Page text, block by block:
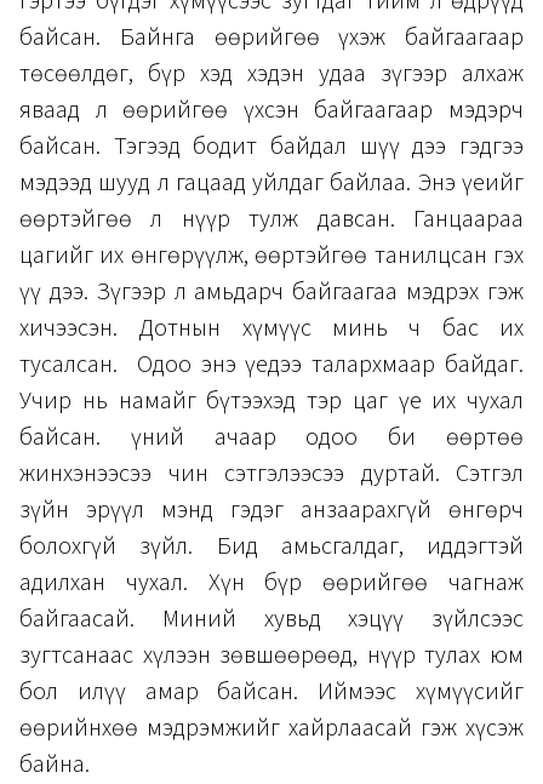
байсан. Байнга өөрийгөө үхэж байгаагаар
төсөөлдөг, бүр хэд хэдэн удаа зүгээр алхаж
яваад л өөрийгөө үхсэн байгаагаар мэдэрч
байсан. Тэгээд бодит байдал шүү дээ гэдгээ
мэдээд шууд л гацаад уйлдаг байлаа. Энэ үеийг
өөртэйгөө л нүүр тулж давсан. Ганцаараа
цагийг их өнгөрүүлж, өөртэйгөө танилцсан гэх
үү дээ. Зүгээр л амьдарч байгаагаа мэдрэх гэж
хичээсэн. Дотнын хүмүүс минь ч бас их
тусалсан. Одоо энэ үедээ талархмаар байдаг.
Учир нь намайг бүтээхэд тэр цаг үе их чухал
байсан. Үүний ачаар одоо би өөртөө
жинхэнээсээ чин сэтгэлээсээ дуртай. Сэтгэл
зүйн эрүүл мэнд гэдэг анзаарахгүй өнгөрч
болохгүй зүйл. Бид амьсгалдаг, иддэгтэй
адилхан чухал. Хүн бүр өөрийгөө чагнаж
байгаасай. Миний хувьд хэцүү зүйлсээс
зугтсанаас хүлээн зөвшөөрөөд, нүүр тулах юм
бол илүү амар байсан. Иймээс хүмүүсийг
өөрийнхөө мэдрэмжийг хайрлаасай гэж хүсэж
байна.